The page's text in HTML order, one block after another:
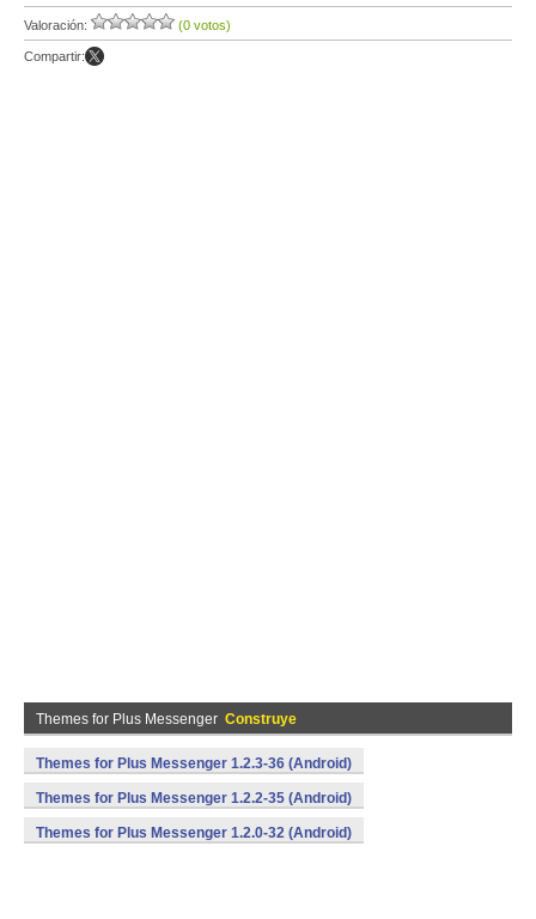
Valoración: (0 votos)
Compartir:
Themes for Plus Messenger Construye
Themes for Plus Messenger 1.2.3-36 (Android)
Themes for Plus Messenger 1.2.2-35 (Android)
Themes for Plus Messenger 1.2.0-32 (Android)